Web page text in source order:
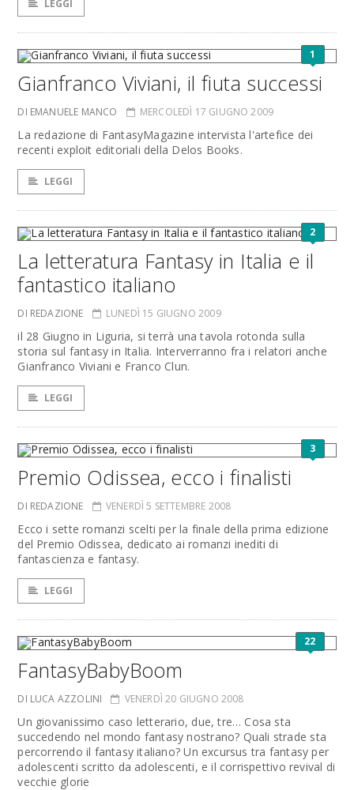
LEGGI
1
Gianfranco Viviani, il fiuta successi
DI EMANUELE MANCO MERCOLEDÌ 17 GIUGNO 2009
La redazione di FantasyMagazine intervista l'artefice dei
recenti exploit editoriali della Delos Books.
LEGGI
2
La letteratura Fantasy in Italia e il
fantastico italiano
DI REDAZIONE LUNEDÌ 15 GIUGNO 2009
il 28 Giugno in Liguria, si terrà una tavola rotonda sulla
storia sul fantasy in Italia. Interverranno fra i relatori anche
Gianfranco Viviani e Franco Clun.
LEGGI
3
Premio Odissea, ecco i finalisti
DI REDAZIONE VENERDÌ 5 SETTEMBRE 2008
Ecco i sette romanzi scelti per la finale della prima edizione
del Premio Odissea, dedicato ai romanzi inediti di
fantascienza e fantasy.
LEGGI
22
FantasyBabyBoom
DI LUCA AZZOLINI VENERDÌ 20 GIUGNO 2008
Un giovanissimo caso letterario, due, tre… Cosa sta
succedendo nel mondo fantasy nostrano? Quali strade sta
percorrendo il fantasy italiano? Un excursus tra fantasy per
adolescenti scritto da adolescenti, e il corrispettivo revival di
vecchie glorie